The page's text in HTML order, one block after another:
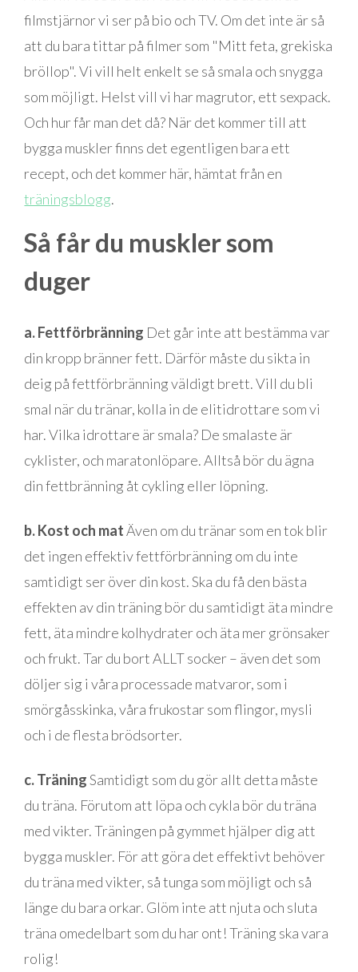
filmstjärnor vi ser på bio och TV. Om det inte är så
att du bara tittar på filmer som "Mitt feta, grekiska
bröllop". Vi vill helt enkelt se så smala och snygga
som möjligt. Helst vill vi har magrutor, ett sexpack.
Och hur får man det då? När det kommer till att
bygga muskler finns det egentligen bara ett
recept, och det kommer här, hämtat från en
träningsblogg.
Så får du muskler som
duger
a. Fettförbränning Det går inte att bestämma var
din kropp bränner fett. Därför måste du sikta in
deig på fettförbränning väldigt brett. Vill du bli
smal när du tränar, kolla in de elitidrottare som vi
har. Vilka idrottare är smala? De smalaste är
cyklister, och maratonlöpare. Alltså bör du ägna
din fettbränning åt cykling eller löpning.
b. Kost och matÄven om du tränar som en tok blir
det ingen effektiv fettförbränning om du inte
samtidigt ser över din kost. Ska du få den bästa
effekten av din träning bör du samtidigt äta mindre
fett, äta mindre kolhydrater och äta mer grönsaker
och frukt. Tar du bort ALLT socker – även det som
döljer sig i våra processade matvaror, som i
smörgåsskinka, våra frukostar som flingor, mysli
och i de flesta brödsorter.
c. TräningSamtidigt som du gör allt detta måste
du träna. Förutom att löpa och cykla bör du träna
med vikter. Träningen på gymmet hjälper dig att
bygga muskler. För att göra det effektivt behöver
du träna med vikter, så tunga som möjligt och så
länge du bara orkar. Glöm inte att njuta och sluta
träna omedelbart som du har ont! Träning ska vara
rolig!